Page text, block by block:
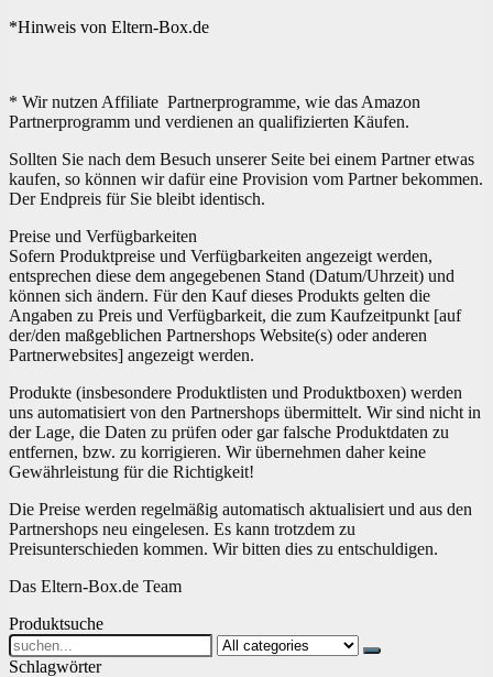
*Hinweis von Eltern-Box.de
* Wir nutzen Affiliate Partnerprogramme, wie das Amazon
Partnerprogramm und verdienen an qualifizierten Käufen.
Sollten Sie nach dem Besuch unserer Seite bei einem Partner etwas
kaufen, so können wir dafür eine Provision vom Partner bekommen.
Der Endpreis für Sie bleibt identisch.
Preise und Verfügbarkeiten
Sofern Produktpreise und Verfügbarkeiten angezeigt werden,
entsprechen diese dem angegebenen Stand (Datum/Uhrzeit) und
können sich ändern. Für den Kauf dieses Produkts gelten die
Angaben zu Preis und Verfügbarkeit, die zum Kaufzeitpunkt [auf
der/den maßgeblichen Partnershops Website(s) oder anderen
Partnerwebsites] angezeigt werden.
Produkte (insbesondere Produktlisten und Produktboxen) werden
uns automatisiert von den Partnershops übermittelt. Wir sind nicht in
der Lage, die Daten zu prüfen oder gar falsche Produktdaten zu
entfernen, bzw. zu korrigieren. Wir übernehmen daher keine
Gewährleistung für die Richtigkeit!
Die Preise werden regelmäßig automatisch aktualisiert und aus den
Partnershops neu eingelesen. Es kann trotzdem zu
Preisunterschieden kommen. Wir bitten dies zu entschuldigen.
Das Eltern-Box.de Team
Produktsuche
Search
for:
Schlagwörter